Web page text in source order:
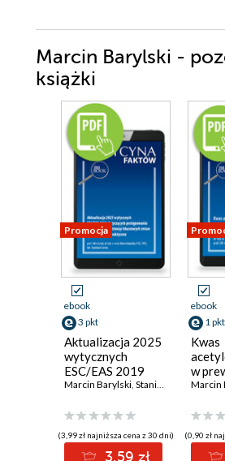
Marcin Barylski -
książki
Promocja
ebook
3 pkt
Aktualizacja 2025
wytycznych
ESC/EAS 2019
dotyczących
dyslipidemii.
Dziesięć
kluczowych zmian i
Marcin Barylski Stanisław Surma
(3,99 zł najniższa cena z 30 dni)
3.59 zł
ebook
1 pkt
Kwas
w
dawka
Marcin
(0,90 zł